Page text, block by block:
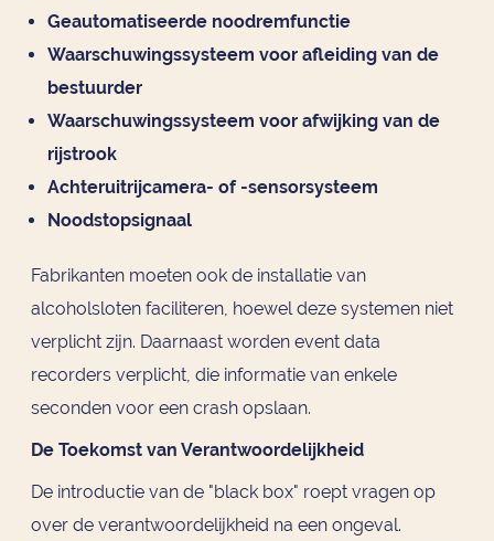
Geautomatiseerde noodremfunctie
Waarschuwingssysteem voor afleiding van de
bestuurder
Waarschuwingssysteem voor afwijking van de
rijstrook
Achteruitrijcamera- of -sensorsysteem
Noodstopsignaal
Fabrikanten moeten ook de installatie van
alcoholsloten faciliteren, hoewel deze systemen niet
verplicht zijn. Daarnaast worden event data
recorders verplicht, die informatie van enkele
seconden voor een crash opslaan.
De Toekomst van Verantwoordelijkheid
De introductie van de "black box" roept vragen op
over de verantwoordelijkheid na een ongeval.